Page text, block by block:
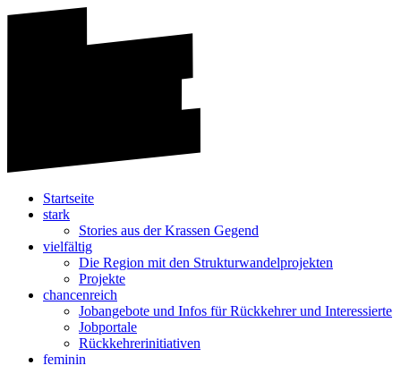
Startseite
stark
Stories aus der Krassen Gegend
vielfältig
Die Region mit den Strukturwandelprojekten
Projekte
chancenreich
Jobangebote und Infos für Rückkehrer und Interessierte
Jobportale
Rückkehrerinitiativen
feminin